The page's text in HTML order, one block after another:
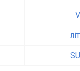
V